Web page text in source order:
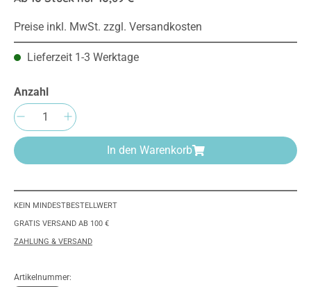
Preise inkl. MwSt. zzgl. Versandkosten
Lieferzeit 1-3 Werktage
Anzahl
Produkt Anzahl: Gib den gewünschten
In den Warenkorb
KEIN MINDESTBESTELLWERT
GRATIS VERSAND AB 100 €
ZAHLUNG & VERSAND
Artikelnummer: